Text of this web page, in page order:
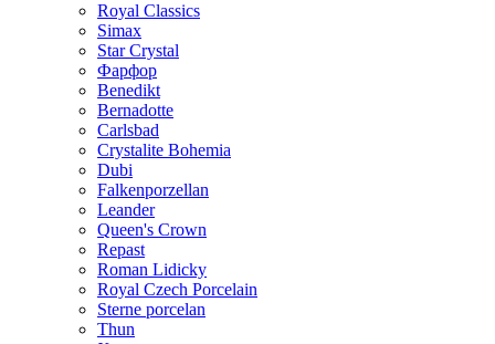
Royal Classics
Simax
Star Crystal
Фарфор
Benedikt
Bernadotte
Carlsbad
Crystalite Bohemia
Dubi
Falkenporzellan
Leander
Queen's Crown
Repast
Roman Lidicky
Royal Czech Porcelain
Sterne porcelan
Thun